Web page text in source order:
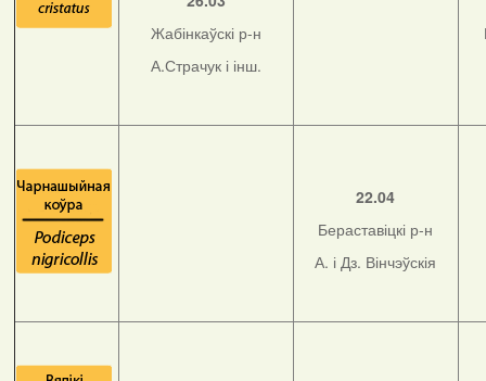
Жабінкаўскі р-н
А.Страчук і інш.
22.04
Бераставіцкі р-н
А. і Дз. Вінчэўскія